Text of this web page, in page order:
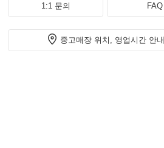
1:1 문의 FAQ
중고매장 위치, 영업시간 안내